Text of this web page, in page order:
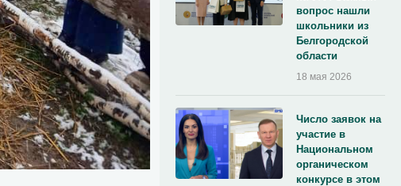
вопрос нашли
школьники из
Белгородской
области
18 мая 2026
Число заявок на
участие в
Национальном
органическом
конкурсе в этом